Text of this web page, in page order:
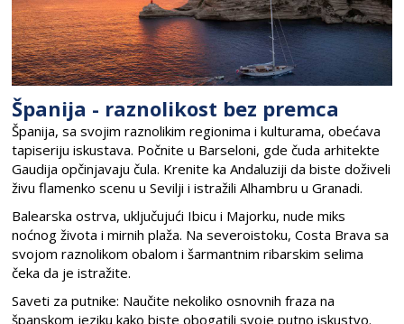
Španija - raznolikost bez premca
Španija, sa svojim raznolikim regionima i kulturama, obećava
tapiseriju iskustava. Počnite u Barseloni, gde čuda arhitekte
Gaudija opčinjavaju čula. Krenite ka Andaluziji da biste doživeli
živu flamenko scenu u Sevilji i istražili Alhambru u Granadi.
Balearska ostrva, uključujući Ibicu i Majorku, nude miks
noćnog života i mirnih plaža. Na severoistoku, Costa Brava sa
svojom raznolikom obalom i šarmantnim ribarskim selima
čeka da je istražite.
Saveti za putnike: Naučite nekoliko osnovnih fraza na
španskom jeziku kako biste obogatili svoje putno iskustvo.